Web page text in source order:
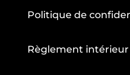
Politique de
Règlement intérieur